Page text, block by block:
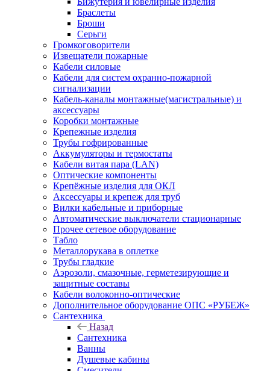
Браслеты
Броши
Серьги
Громкоговорители
Извещатели пожарные
Кабели силовые
Кабели для систем охранно-пожарной
сигнализации
Кабель-каналы монтажные(магистральные) и
аксессуары
Коробки монтажные
Крепежные изделия
Трубы гофрированные
Аккумуляторы и термостаты
Кабели витая пара (LAN)
Оптические компоненты
Крепёжные изделия для ОКЛ
Аксессуары и крепеж для труб
Вилки кабельные и приборные
Автоматические выключатели стационарные
Прочее сетевое оборудование
Табло
Металлорукава в оплетке
Трубы гладкие
Аэрозоли, смазочные, герметезирующие и
защитные составы
Кабели волоконно-оптические
Дополнительное оборудование ОПС «РУБЕЖ»
Сантехника
Назад
Сантехника
Ванны
Душевые кабины